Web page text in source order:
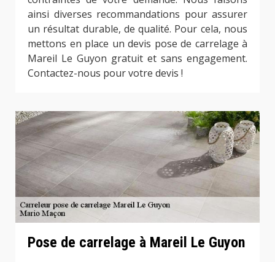
ainsi diverses recommandations pour assurer
un résultat durable, de qualité. Pour cela, nous
mettons en place un devis pose de carrelage à
Mareil Le Guyon gratuit et sans engagement.
Contactez-nous pour votre devis !
Pose de carrelage à Mareil Le Guyon